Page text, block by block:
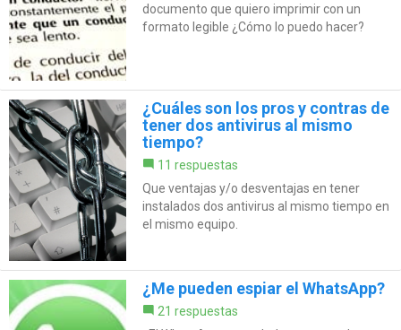
documento que quiero imprimir con un
formato legible ¿Cómo lo puedo hacer?
¿Cuáles son los pros y contras de
tener dos antivirus al mismo
tiempo?
11 respuestas
Que ventajas y/o desventajas en tener
instalados dos antivirus al mismo tiempo en
el mismo equipo.
¿Me pueden espiar el WhatsApp?
21 respuestas